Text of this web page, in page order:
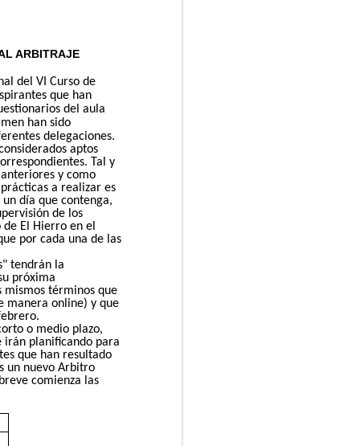
ARBITRAJE
del VI Curso de
que han
del aula
han sido
delegaciones.
aptos
Tal y
y como
a realizar es
día que contenga,
de los
El Hierro en el
por cada una de las
tendrán la
próxima
mismos términos que
manera online) y que
o medio plazo,
irán planificando para
que han resultado
un nuevo Arbitro
comienza las